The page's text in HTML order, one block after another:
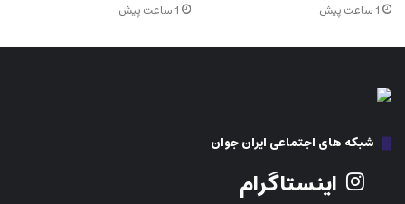
1 ساعت پیش 1 ساعت پیش
شبکه های اجتماعی ایران جوان
اینستاگرام